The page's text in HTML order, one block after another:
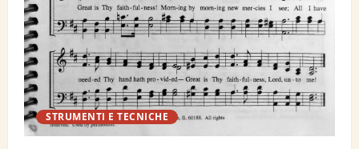
STRUMENTI E TECNICHE